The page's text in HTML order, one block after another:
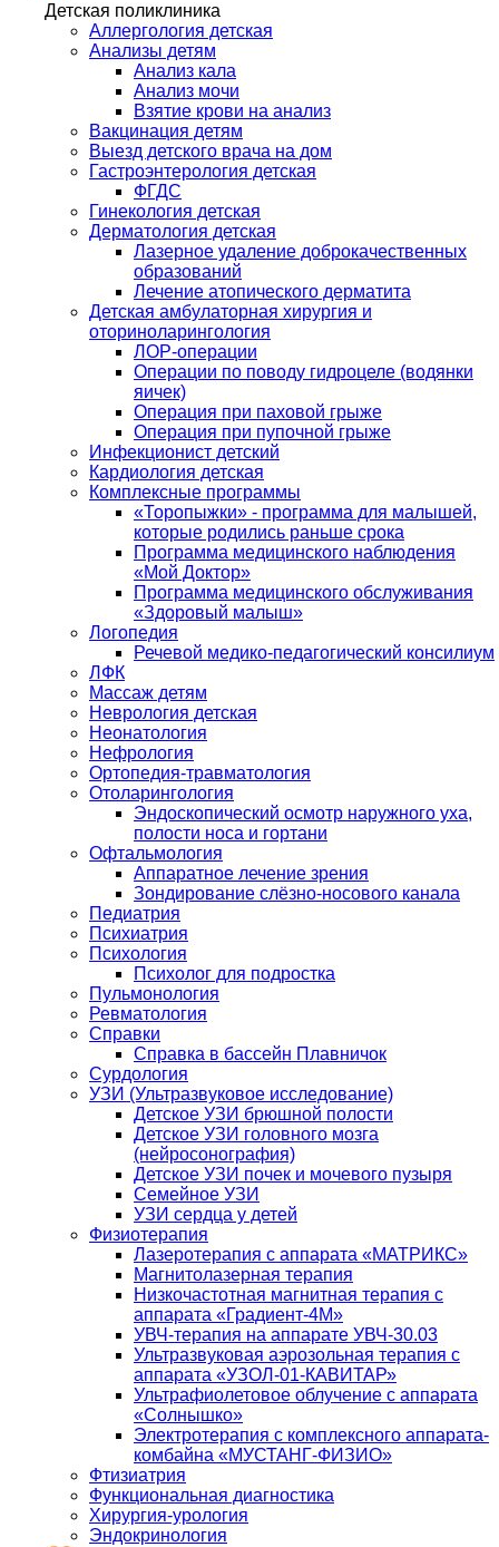
Детская поликлиника
Аллергология детская
Анализы детям
Анализ кала
Анализ мочи
Взятие крови на анализ
Вакцинация детям
Выезд детского врача на дом
Гастроэнтерология детская
ФГДС
Гинекология детская
Дерматология детская
Лазерное удаление доброкачественных
образований
Лечение атопического дерматита
Детская амбулаторная хирургия и
оториноларингология
ЛОР-операции
Операции по поводу гидроцеле (водянки
яичек)
Операция при паховой грыже
Операция при пупочной грыже
Инфекционист детский
Кардиология детская
Комплексные программы
«Торопыжки» - программа для малышей,
которые родились раньше срока
Программа медицинского наблюдения
«Мой Доктор»
Программа медицинского обслуживания
«Здоровый малыш»
Логопедия
Речевой медико-педагогический консилиум
ЛФК
Массаж детям
Неврология детская
Неонатология
Нефрология
Ортопедия-травматология
Отоларингология
Эндоскопический осмотр наружного уха,
полости носа и гортани
Офтальмология
Аппаратное лечение зрения
Зондирование слёзно-носового канала
Педиатрия
Психиатрия
Психология
Психолог для подростка
Пульмонология
Ревматология
Справки
Справка в бассейн Плавничок
Сурдология
УЗИ (Ультразвуковое исследование)
Детское УЗИ брюшной полости
Детское УЗИ головного мозга
(нейросонография)
Детское УЗИ почек и мочевого пузыря
Семейное УЗИ
УЗИ сердца у детей
Физиотерапия
Лазеротерапия с аппарата «МАТРИКС»
Магнитолазерная терапия
Низкочастотная магнитная терапия с
аппарата «Градиент-4М»
УВЧ-терапия на аппарате УВЧ-30.03
Ультразвуковая аэрозольная терапия с
аппарата «УЗОЛ-01-КАВИТАР»
Ультрафиолетовое облучение с аппарата
«Солнышко»
Электротерапия с комплексного аппарата-
комбайна «МУСТАНГ-ФИЗИО»
Фтизиатрия
Функциональная диагностика
Хирургия-урология
Эндокринология